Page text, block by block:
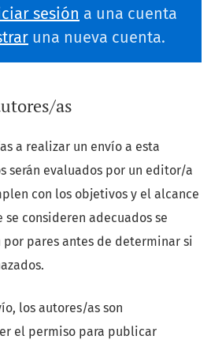
sesión a una cuenta
una nueva cuenta.
as
a realizar un envío a esta
serán evaluados por un editor/a
con los objetivos y el alcance
se consideren adecuados se
por pares antes de determinar si
los autores/as son
el permiso para publicar